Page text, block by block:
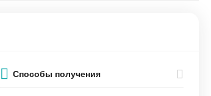
Способы получения